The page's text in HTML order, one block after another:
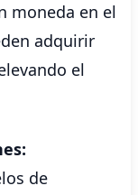
moneda en el
adquirir
el
de